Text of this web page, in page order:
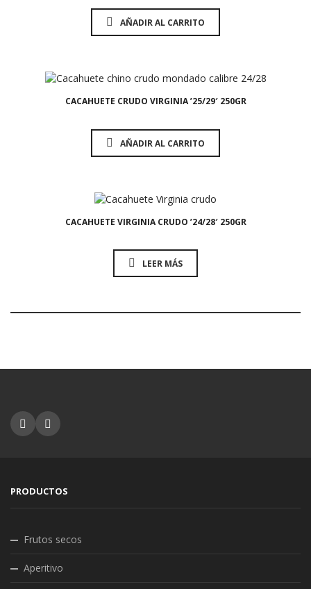
AÑADIR AL CARRITO
CACAHUETE CRUDO VIRGINIA ’25/29′ 250GR
AÑADIR AL CARRITO
CACAHUETE VIRGINIA CRUDO ’24/28′ 250GR
LEER MÁS
PRODUCTOS
Frutos secos
Aperitivo